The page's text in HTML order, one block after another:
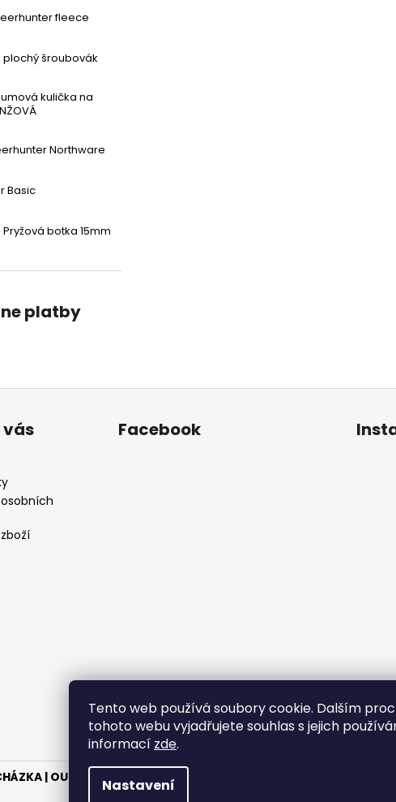
Tento web používá soubory cookie. Dalším
tohoto webu vyjadřujete souhlas s jejich
informací zde.
Nastavení
fleece
plochý šroubovák
kulička na
Northware
Basic
Pryžová botka 15mm
platby
Facebook
| OUTDOOR - LOV . Všechna práva vyhrazena.